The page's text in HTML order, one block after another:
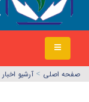
صفحه اصلي > آرشیو اخبار